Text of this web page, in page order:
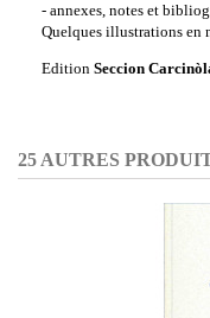
- annexes, notes et
Quelques illustrations en
Edition Seccion
25 AUTRES